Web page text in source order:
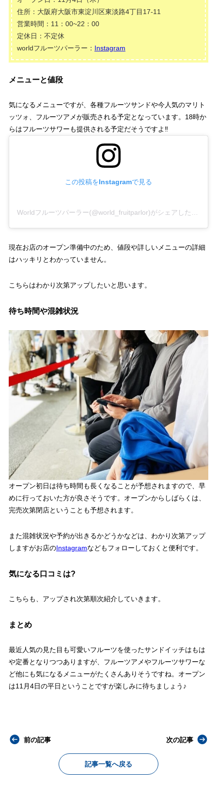
住所：大阪府大阪市東淀川区東淡路4丁目17-11
営業時間：11：00~22：00
定休日：不定休
worldフルーツパーラー： Instagram
メニューと値段
気になるメニューですが、各種フルーツサンドや今人気のマリト
ッツォ、フルーツアメが販売される予定となっています。18時か
らはフルーツサワーも提供される予定だそうですよ‼
この投稿をInstagramで見る
Worldフルーツパーラー(@world_fruitparlor)がシェアした投稿
現在お店のオープン準備中のため、値段や詳しいメニューの詳細
はハッキリとわかっていません。
こちらはわかり次第アップしたいと思います。
待ち時間や混雑状況
オープン初日は待ち時間も長くなることが予想されますので、早
めに行っておいた方が良さそうです。 オープンからしばらくは、
完売次第閉店ということも予想されます。
また混雑状況や予約が出きるかどうかなどは、わかり次第アップ
しますがお店のInstagramなどもフォローしておくと便利です。
気になる口コミは?
こちらも、アップされ次第順次紹介していきます。
まとめ
最近人気の見た目も可愛いフルーツを使ったサンドイッチはもは
や定番となりつつありますが、フルーツアメやフルーツサワーな
ど他にも気になるメニューがたくさんありそうですね。オープン
は11月4日の平日ということですが楽しみに待ちましょう♪
前の記事
記事一覧へ戻る
次の記事